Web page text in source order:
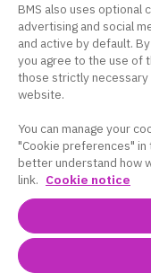
プラ
© Bristol-
BMS also uses optional
advertising and social
and active by default.
you agree to the use of
those strictly
website.
You can manage your
"Cookie preferences" in
better understand how
link. Cookie notice